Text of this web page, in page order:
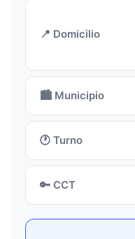
📍 Domicilio
🏙️ Municipio
🕐 Turno
🔑 CCT